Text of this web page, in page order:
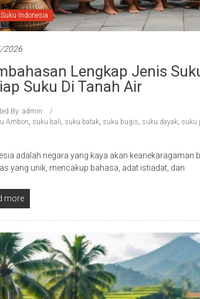
Indonesia
2026
Lengkap Jenis
Suku Di Tanah Air
By: admin
Ambon, suku bali, suku batak, suku bugis, suku dayak, suku
adalah negara yang kaya akan
yang unik, mencakup bahasa, adat istiadat, dan
more